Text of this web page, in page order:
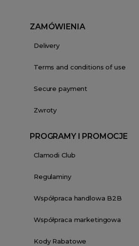
ZAMÓWIENIA
Delivery
Terms and conditions of use
Secure payment
Zwroty
PROGRAMY I PROMOCJE
Clamodi Club
Regulaminy
Współpraca handlowa B2B
Współpraca marketingowa
Kody Rabatowe